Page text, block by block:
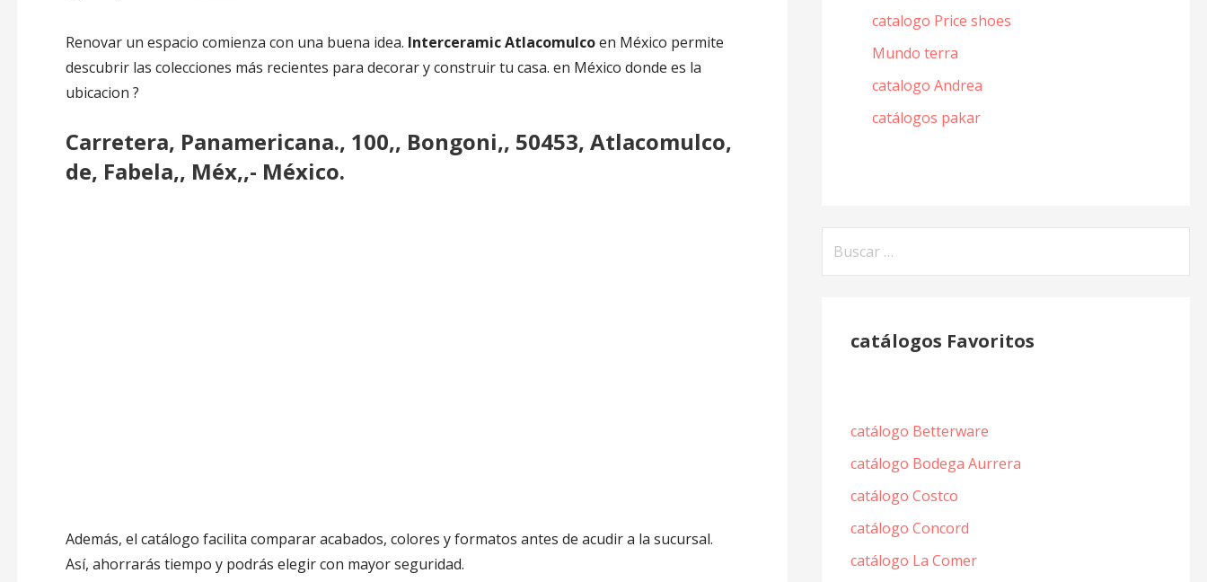
Renovar un espacio comienza con una buena idea. Interceramic Atlacomulcoen México permite
descubrir las colecciones más recientes para decorar y construir tu casa. en México donde es la
ubicacion ?
Carretera, Panamericana., 100,, Bongoni,, 50453, Atlacomulco,
de, Fabela,, Méx,,- México.
Además, el catálogo facilita comparar acabados, colores y formatos antes de acudir a la sucursal.
Así, ahorrarás tiempo y podrás elegir con mayor seguridad.
catalogo Price shoes
Mundo terra
catalogo Andrea
catálogos pakar
catálogos Favoritos
catálogo Betterware
catálogo Bodega Aurrera
catálogo Costco
catálogo Concord
catálogo La Comer